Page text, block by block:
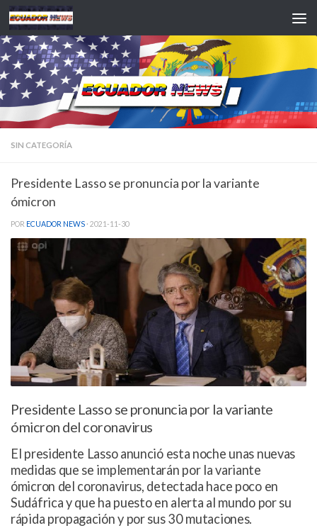
Saltar al contenido
SIN CATEGORÍA
Presidente Lasso se pronuncia por la variante
ómicron
POR ECUADOR NEWS · 2021-11-30
Presidente Lasso se pronuncia por la variante
ómicron del coronavirus
El presidente Lasso anunció esta noche unas nuevas
medidas que se implementarán por la variante
ómicron del coronavirus, detectada hace poco en
Sudáfrica y que ha puesto en alerta al mundo por su
rápida propagación y por sus 30 mutaciones.